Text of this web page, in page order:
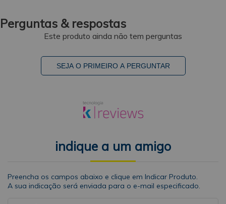
Perguntas & respostas
Este produto ainda não tem perguntas
SEJA O PRIMEIRO A PERGUNTAR
indique a um amigo
Preencha os campos abaixo e clique em Indicar Produto.
A sua indicação será enviada para o e-mail especificado.